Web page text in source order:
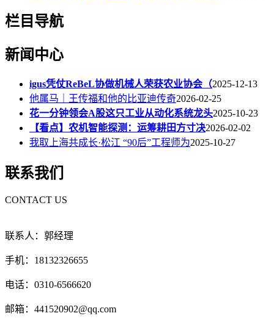
栏目导航
新闻中心
igus凭仗ReBeL协做机械人荣获农业协会（2025-12-13
他属马｜王传福和他的比亚迪传奇2026-02-25
花一分钟领会A股这只工业从动化系统龙头2025-10-23
【看点】农机智能探测：运筹耕田方寸决2026-02-02
我取上海共成长·松江 “90后”工程师为2025-10-27
联系我们
CONTACT US
联系人：郭经理
手机：18132326655
电话：0310-6566620
邮箱：441520902@qq.com